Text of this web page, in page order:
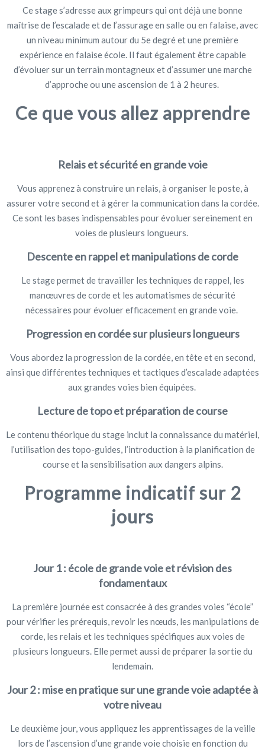
Ce stage s’adresse aux grimpeurs qui ont déjà une bonne
maîtrise de l’escalade et de l’assurage en salle ou en falaise, avec
un niveau minimum autour du 5e degré et une première
expérience en falaise école. Il faut également être capable
d’évoluer sur un terrain montagneux et d’assumer une marche
d’approche ou une ascension de 1 à 2 heures.
Ce que vous allez apprendre
Relais et sécurité en grande voie
Vous apprenez à construire un relais, à organiser le poste, à
assurer votre second et à gérer la communication dans la cordée.
Ce sont les bases indispensables pour évoluer sereinement en
voies de plusieurs longueurs.
Descente en rappel et manipulations de corde
Le stage permet de travailler les techniques de rappel, les
manœuvres de corde et les automatismes de sécurité
nécessaires pour évoluer efficacement en grande voie.
Progression en cordée sur plusieurs longueurs
Vous abordez la progression de la cordée, en tête et en second,
ainsi que différentes techniques et tactiques d’escalade adaptées
aux grandes voies bien équipées.
Lecture de topo et préparation de course
Le contenu théorique du stage inclut la connaissance du matériel,
l’utilisation des topo-guides, l’introduction à la planification de
course et la sensibilisation aux dangers alpins.
Programme indicatif sur 2
jours
Jour 1 : école de grande voie et révision des
fondamentaux
La première journée est consacrée à des grandes voies “école”
pour vérifier les prérequis, revoir les nœuds, les manipulations de
corde, les relais et les techniques spécifiques aux voies de
plusieurs longueurs. Elle permet aussi de préparer la sortie du
lendemain.
Jour 2 : mise en pratique sur une grande voie adaptée à
votre niveau
Le deuxième jour, vous appliquez les apprentissages de la veille
lors de l’ascension d’une grande voie choisie en fonction du